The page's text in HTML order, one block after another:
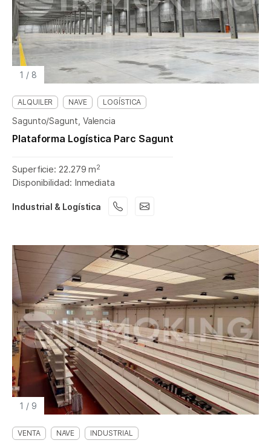
1 / 8
ALQUILER NAVE LOGÍSTICA
Sagunto/Sagunt, Valencia
Plataforma Logística Parc Sagunt
Superficie: 22.279 m2
Disponibilidad: Inmediata
Industrial & Logística
1 / 9
VENTA NAVE INDUSTRIAL